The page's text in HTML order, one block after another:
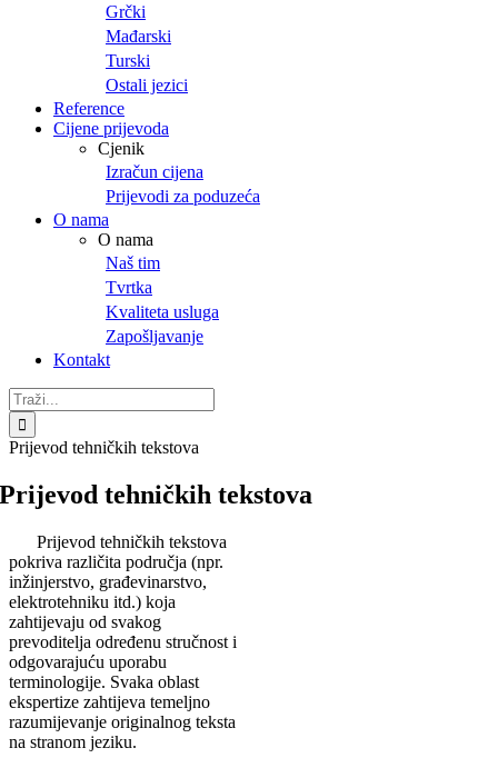
Grčki
Mađarski
Turski
Ostali jezici
Reference
Cijene prijevoda
Cjenik
Izračun cijena
Prijevodi za poduzeća
O nama
O nama
Naš tim
Tvrtka
Kvaliteta usluga
Zapošljavanje
Kontakt
Traži...
Prijevod tehničkih tekstova
Prijevod tehničkih tekstova
Prijevod tehničkih tekstova
pokriva različita područja (npr.
inžinjerstvo, građevinarstvo,
elektrotehniku itd.) koja
zahtijevaju od svakog
prevoditelja određenu stručnost i
odgovarajuću uporabu
terminologije. Svaka oblast
ekspertize zahtijeva temeljno
razumijevanje originalnog teksta
na stranom jeziku.